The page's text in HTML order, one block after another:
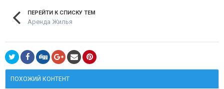
ПЕРЕЙТИ К СПИСКУ ТЕМ
Аренда Жилья
ПОХОЖИЙ КОНТЕНТ